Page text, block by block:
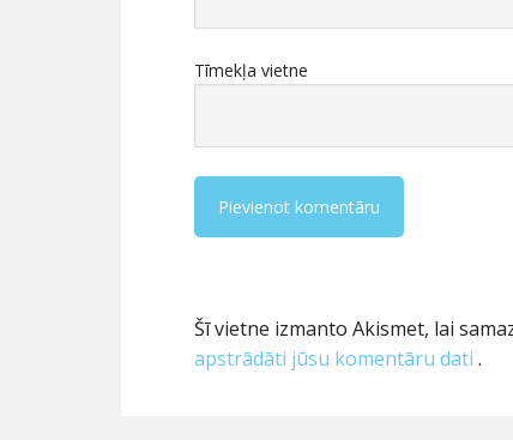
Tīmekļa vietne
Šī vietne izmanto Akismet, lai
apstrādāti jūsu komentāru dati .